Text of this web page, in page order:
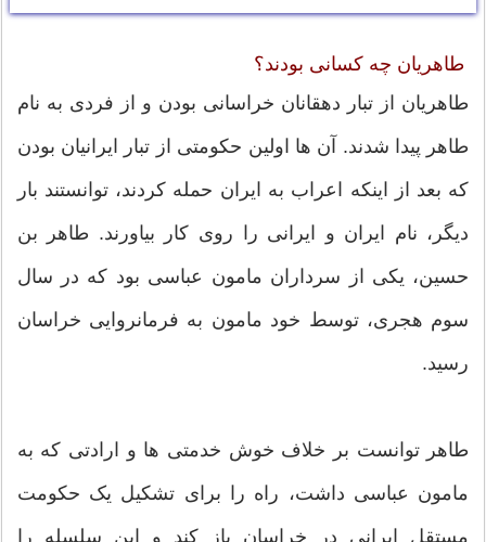
طاهریان چه کسانی بودند؟
طاهریان از تبار دهقانان خراسانی بودن و از فردی به نام
طاهر پیدا شدند. آن ها اولین حکومتی از تبار ایرانیان بودن
که بعد از اینکه اعراب به ایران حمله کردند، توانستند بار
دیگر، نام ایران و ایرانی را روی کار بیاورند. طاهر بن
حسین، یکی از سرداران مامون عباسی بود که در سال
سوم هجری، توسط خود مامون به فرمانروایی خراسان
رسید.
طاهر توانست بر خلاف خوش خدمتی ها و ارادتی که به
مامون عباسی داشت، راه را برای تشکیل یک حکومت
مستقل ایرانی در خراسان باز کند و این سلسله را